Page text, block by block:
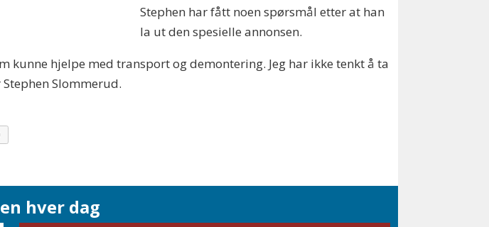
Stephen har fått noen spørsmål etter at han
la ut den spesielle annonsen.
kunne hjelpe med transport og demontering. Jeg har ikke tenkt å ta
Slommerud.
hver dag